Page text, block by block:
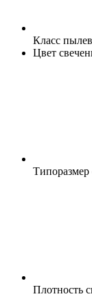
Класс
Цвет
Типоразмер
Плотность